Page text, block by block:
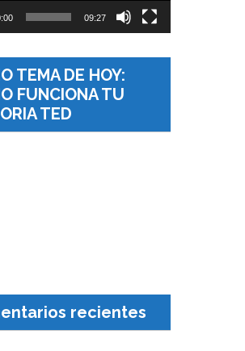
09:27
TEMA DE HOY:
FUNCIONA TU
TED
recientes